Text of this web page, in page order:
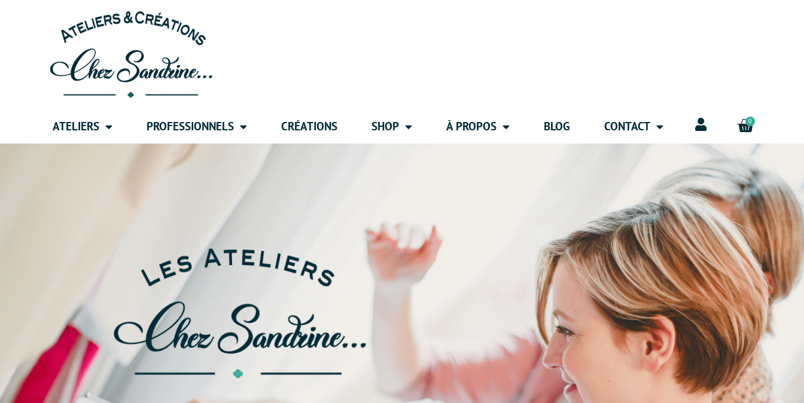
ATELIERS PROFESSIONNELS CRÉATIONS SHOP À PROPOS BLOG CONTACT 0